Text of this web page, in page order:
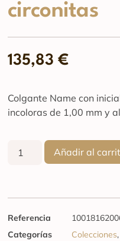
circonitas
135,83 €
Colgante Name con
incoloras de 1,00 mm y
Añadir al
Referencia
Categorías
Colecciones,